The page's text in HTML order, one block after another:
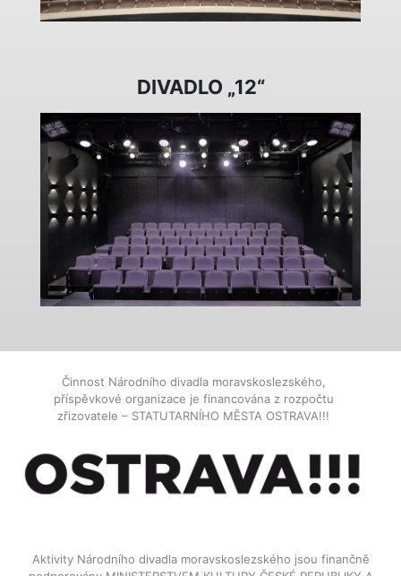
DIVADLO „12“
Činnost Národního divadla moravskoslezského,
příspěvkové organizace je financována z rozpočtu
zřizovatele – STATUTARNÍHO MĚSTA OSTRAVA!!!
Aktivity Národního divadla moravskoslezského jsou finančně